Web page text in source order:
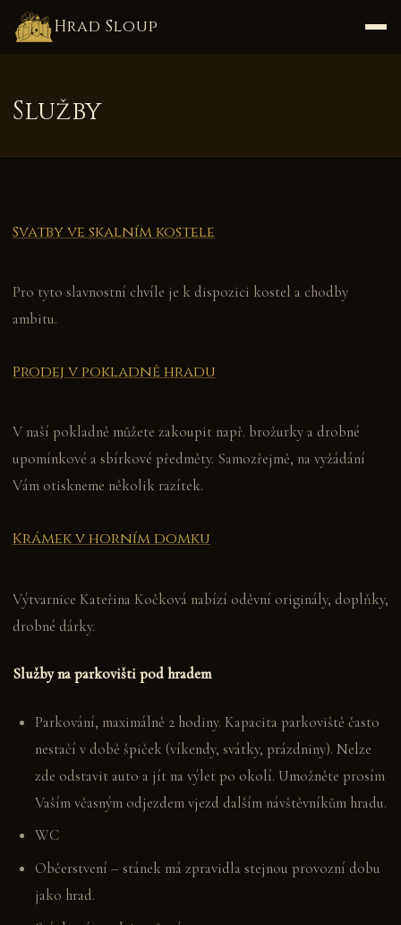
Hrad Sloup
Služby
Svatby ve skalním kostele
Pro tyto slavnostní chvíle je k dispozici kostel a chodby
ambitu.
Prodej v pokladně hradu
V naší pokladně můžete zakoupit např. brožurky a drobné
upomínkové a sbírkové předměty. Samozřejmě, na vyžádání
Vám otiskneme několik razítek.
Krámek v horním domku
Výtvarnice Kateřina Kočková nabízí oděvní originály, doplňky,
drobné dárky.
Služby na parkovišti pod hradem
Parkování, maximálně 2 hodiny. Kapacita parkoviště často
nestačí v době špiček (víkendy, svátky, prázdniny). Nelze
zde odstavit auto a jít na výlet po okolí. Umožněte prosím
Vaším včasným odjezdem vjezd dalším návštěvníkům hradu.
WC
Občerstvení – stánek má zpravidla stejnou provozní dobu
jako hrad.